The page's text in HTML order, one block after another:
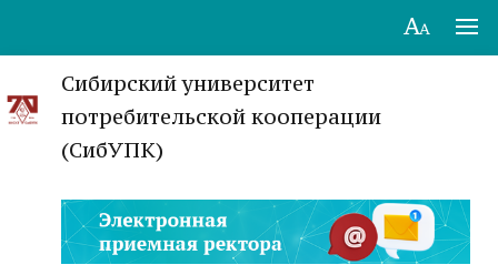
Сибирский университет
потребительской кооперации
(СибУПК)